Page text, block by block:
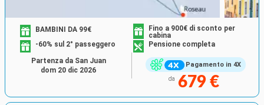
Pagamento in 4X
BAMBINI DA 99€
Fino a 900€ di sconto per
cabina
-60% sul 2° passeggero
Pensione completa
da 679 €
Partenza da San Juan
dom 20 dic 2026